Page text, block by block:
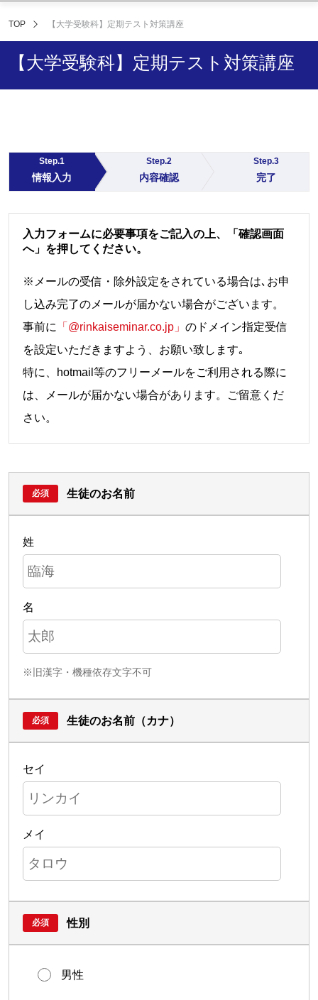
TOP 【大学受験科】定期テスト対策講座
【大学受験科】定期テスト対策講座
Step.1
情報入力
Step.2
内容確認
Step.3
完了
入力フォームに必要事項をご記入の上、「確認画面
へ」を押してください。
※メールの受信・除外設定をされている場合は､お申
し込み完了のメールが届かない場合がございます。
事前に
「@rinkaiseminar.co.jp」のドメイン指定受信
を設定いただきますよう、お願い致します｡
特に、hotmail等のフリーメールをご利用される際に
は、メールが届かない場合があります。ご留意くだ
さい。
生徒のお名前
姓
名
※旧漢字・機種依存文字不可
生徒のお名前（カナ）
セイ
メイ
性別
男性